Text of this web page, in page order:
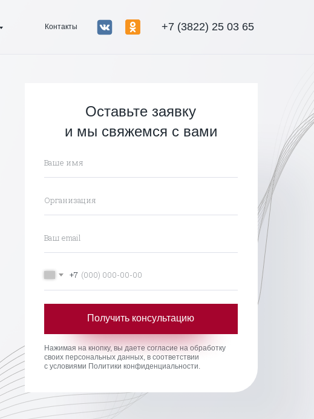
Контакты +7 (3822) 25 03 65
Нажимая на кнопку, вы даете согласие на обработку
своих персональных данных, в соответствии
с условиями Политики конфиденциальности.
Оставьте заявку
и мы свяжемся с вами
+7
Получить консультацию